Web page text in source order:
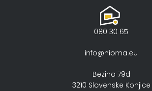
080 30 65
info@nioma.eu
Bezina 79d
3210 Slovenske Konjice